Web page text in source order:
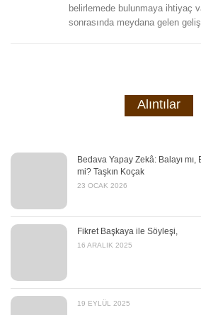
belirlemede bulunmaya ihtiyaç
sonrasında meydana gelen
Alıntılar
Bedava Yapay Zekâ: Balayı
mi? Taşkın Koçak
23 OCAK 2026
Fikret Başkaya ile Söyleşi,
16 ARALIK 2025
19 EYLÜL 2025